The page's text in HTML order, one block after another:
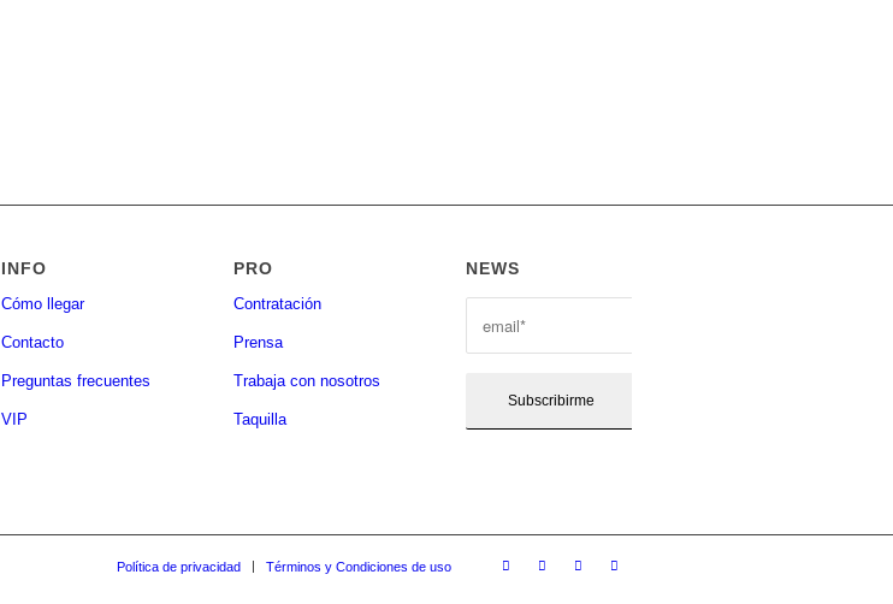
INFO
Cómo llegar
Contacto
Preguntas frecuentes
VIP
PRO
Contratación
Prensa
Trabaja con nosotros
Taquilla
NEWS
Política de privacidad Términos y Condiciones de uso